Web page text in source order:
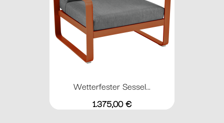
Wetterfester Sessel...
Preis
1.375,00 €